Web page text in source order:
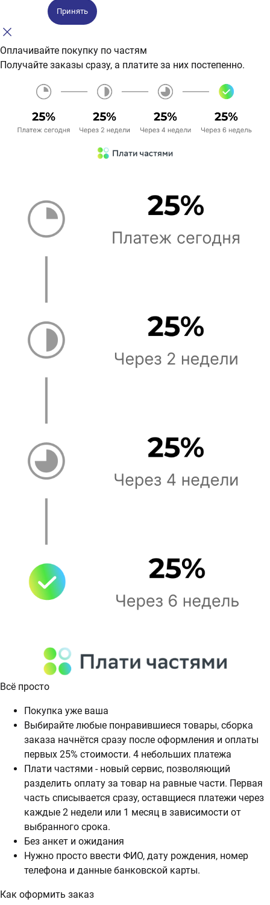
Принять
Оплачивайте покупку по частям
Получайте заказы сразу, а платите за них постепенно.
Всё просто
Покупка уже ваша
Выбирайте любые понравившиеся товары, сборка
заказа начнётся сразу после оформления и оплаты
первых 25% стоимости. 4 небольших платежа
Плати частями - новый сервис, позволяющий
разделить оплату за товар на равные части. Первая
часть списывается сразу, оставщиеся платежи через
каждые 2 недели или 1 месяц в зависимости от
выбранного срока.
Без анкет и ожидания
Нужно просто ввести ФИО, дату рождения, номер
телефона и данные банковской карты.
Как оформить заказ